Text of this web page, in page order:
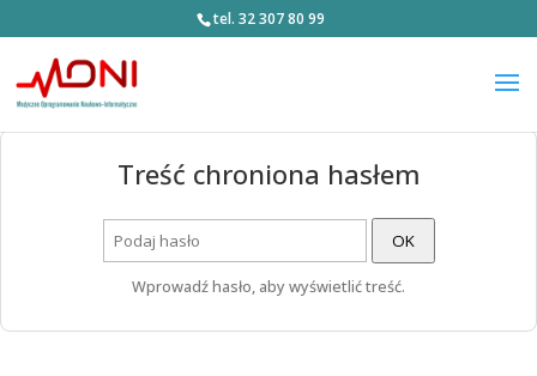
tel. 32 307 80 99
Treść chroniona hasłem
OK
Wprowadź hasło, aby wyświetlić treść.